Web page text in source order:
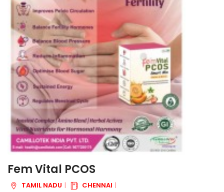
Fem Vital PCOS
TAMIL NADU
CHENNAI